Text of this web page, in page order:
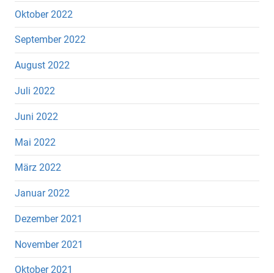
Oktober 2022
September 2022
August 2022
Juli 2022
Juni 2022
Mai 2022
März 2022
Januar 2022
Dezember 2021
November 2021
Oktober 2021